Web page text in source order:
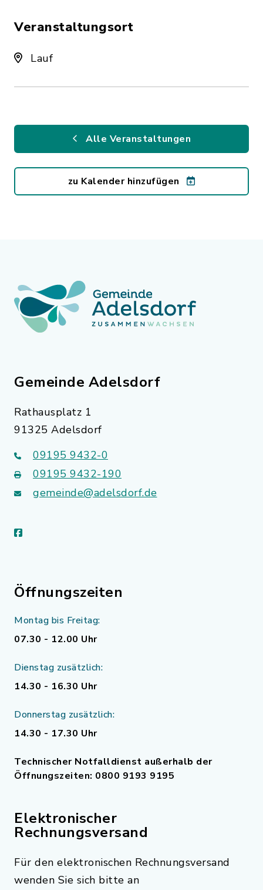
Veranstaltungsort
Lauf
Alle Veranstaltungen
zu Kalender hinzufügen
Gemeinde Adelsdorf
Rathausplatz 1
91325 Adelsdorf
09195 9432-0
09195 9432-190
gemeinde@adelsdorf.de
facebook
Öffnungszeiten
Montag bis Freitag:
07.30 - 12.00 Uhr
Dienstag zusätzlich:
14.30 - 16.30 Uhr
Donnerstag zusätzlich:
14.30 - 17.30 Uhr
Technischer Notfalldienst außerhalb der
Öffnungszeiten: 0800 9193 9195
Elektronischer
Rechnungsversand
Für den elektronischen Rechnungsversand
wenden Sie sich bitte an